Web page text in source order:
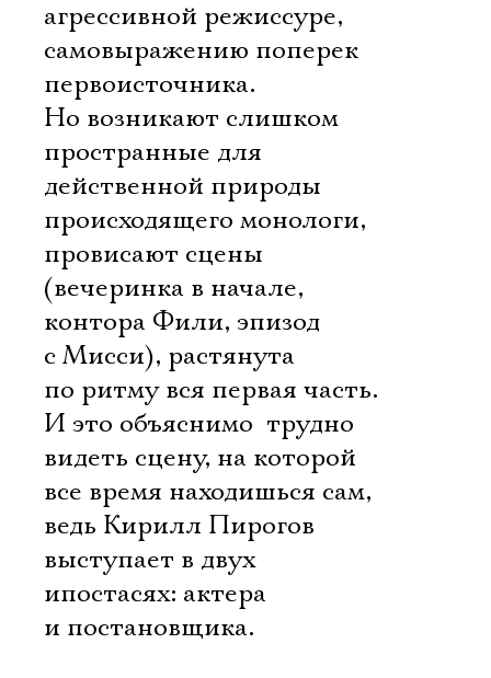
агрессивной режиссуре,
самовыражению поперек
первоисточника.
Но возникают слишком
пространные для
действенной природы
происходящего монологи,
провисают сцены
(вечеринка в начале,
контора Фили, эпизод
с Мисси), растянута
по ритму вся первая часть.
И это объяснимо  трудно
видеть сцену, на которой
все время находишься сам,
ведь Кирилл Пирогов
выступает в двух
ипостасях: актера
и постановщика.